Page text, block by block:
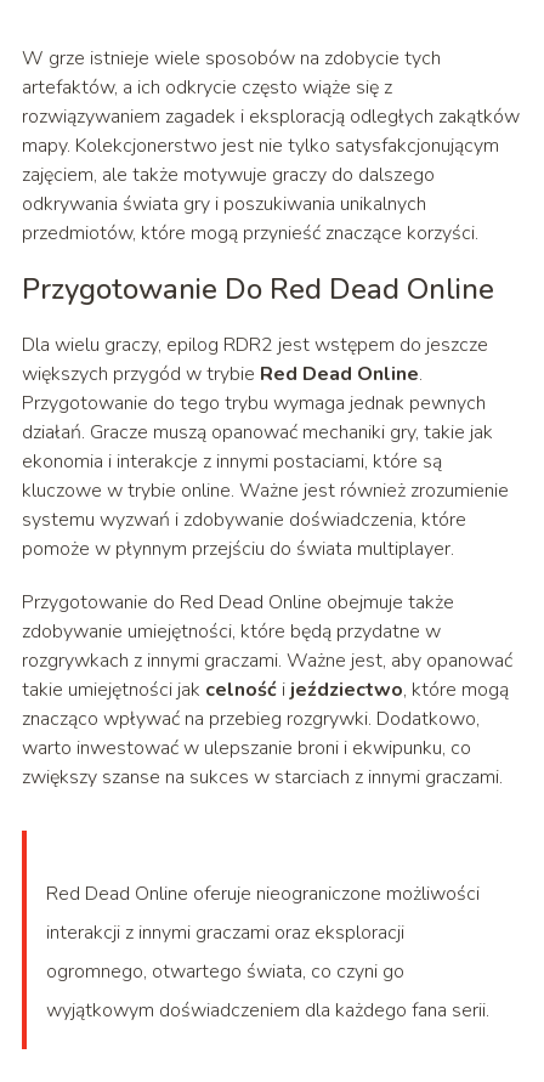
W grze istnieje wiele sposobów na zdobycie tych
artefaktów, a ich odkrycie często wiąże się z
rozwiązywaniem zagadek i eksploracją odległych zakątków
mapy. Kolekcjonerstwo jest nie tylko satysfakcjonującym
zajęciem, ale także motywuje graczy do dalszego
odkrywania świata gry i poszukiwania unikalnych
przedmiotów, które mogą przynieść znaczące korzyści.
Przygotowanie Do Red Dead Online
Dla wielu graczy, epilog RDR2 jest wstępem do jeszcze
większych przygód w trybie Red Dead Online.
Przygotowanie do tego trybu wymaga jednak pewnych
działań. Gracze muszą opanować mechaniki gry, takie jak
ekonomia i interakcje z innymi postaciami, które są
kluczowe w trybie online. Ważne jest również zrozumienie
systemu wyzwań i zdobywanie doświadczenia, które
pomoże w płynnym przejściu do świata multiplayer.
Przygotowanie do Red Dead Online obejmuje także
zdobywanie umiejętności, które będą przydatne w
rozgrywkach z innymi graczami. Ważne jest, aby opanować
takie umiejętności jak celnośći jeździectwo, które mogą
znacząco wpływać na przebieg rozgrywki. Dodatkowo,
warto inwestować w ulepszanie broni i ekwipunku, co
zwiększy szanse na sukces w starciach z innymi graczami.
Red Dead Online oferuje nieograniczone możliwości
interakcji z innymi graczami oraz eksploracji
ogromnego, otwartego świata, co czyni go
wyjątkowym doświadczeniem dla każdego fana serii.